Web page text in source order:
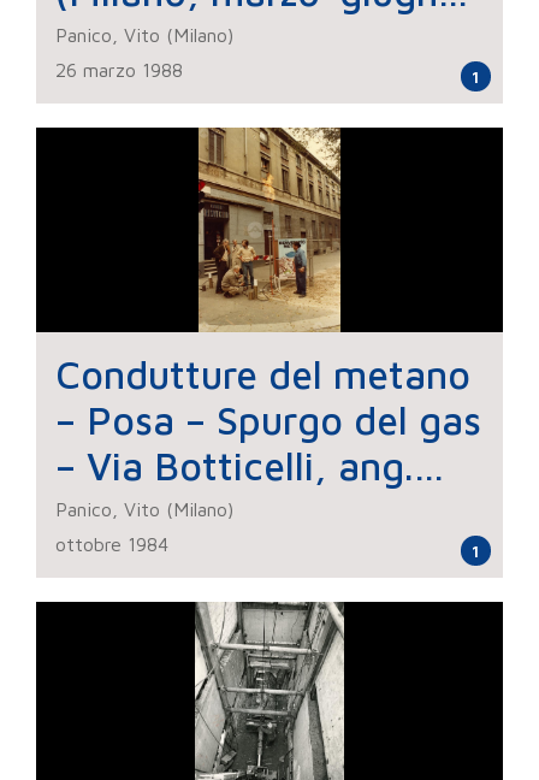
1988) – Corso “Colorare
e disegnare l'acqua”
Panico, Vito (Milano)
26 marzo 1988
1
Condutture del metano
– Posa – Spurgo del gas
– Via Botticelli, ang.
Viale Romagna
Panico, Vito (Milano)
ottobre 1984
1